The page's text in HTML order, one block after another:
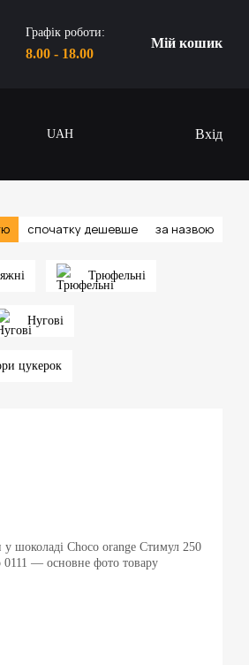
Графік роботи:
8.00 - 18.00
Мій кошик
UAH Вхід
спочатку дешевше за назвою
Трюфельні
Нугові
цукерок